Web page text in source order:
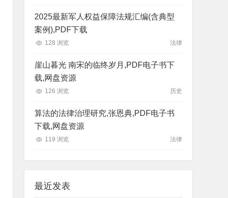
2025最新军人权益保障法规汇编(含典型
案例),PDF下载
128 浏览 法律
崖山暮光 南宋的临终岁月,PDF电子书下
载,网盘资源
126 浏览 历史
算法的法律治理研究,张恩典,PDF电子书
下载,网盘资源
119 浏览 法律
最近发表